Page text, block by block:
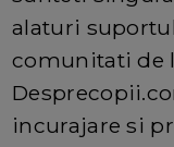
alaturi
comunitati de
incurajare si